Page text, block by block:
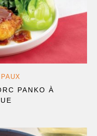
PANKO À